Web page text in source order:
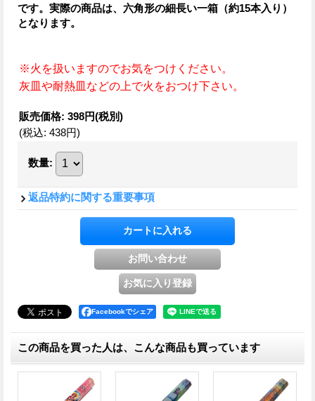
です。 実際の商品は、六角形の細長い一箱 （約15本入り）
となります。
※火を扱いますのでお気をつけください。
灰皿や耐熱皿などの上で火をおつけ下さい。
販売価格: 398円(税別)
(税込: 438円)
数量:
返品特約に関する重要事項
Facebookでシェア
この商品を買った人は、こんな商品も買っています